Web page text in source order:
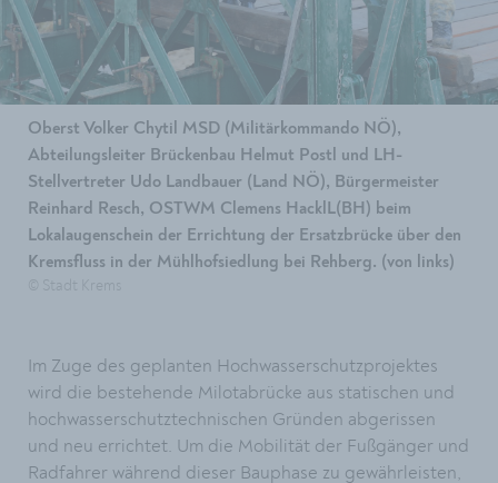
Oberst Volker Chytil MSD (Militärkommando NÖ),
Abteilungsleiter Brückenbau Helmut Postl und LH-
Stellvertreter Udo Landbauer (Land NÖ), Bürgermeister
Reinhard Resch, OSTWM Clemens HacklL(BH) beim
Lokalaugenschein der Errichtung der Ersatzbrücke über den
Kremsfluss in der Mühlhofsiedlung bei Rehberg. (von links)
Im Zuge des geplanten Hochwasserschutzprojektes
wird die bestehende Milotabrücke aus statischen und
hochwasserschutztechnischen Gründen abgerissen
und neu errichtet. Um die Mobilität der Fußgänger und
Radfahrer während dieser Bauphase zu gewährleisten,